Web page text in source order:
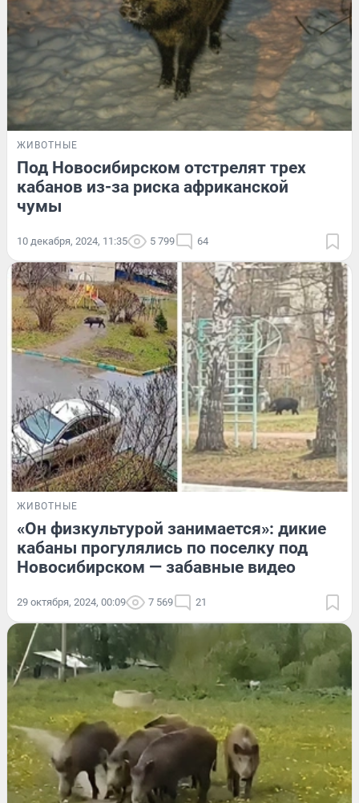
ЖИВОТНЫЕ
Под Новосибирском отстрелят трех
кабанов из-за риска африканской
чумы
10 декабря, 2024, 11:35 5 799 64
ЖИВОТНЫЕ
«Он физкультурой занимается»: дикие
кабаны прогулялись по поселку под
Новосибирском — забавные видео
29 октября, 2024, 00:09 7 569 21